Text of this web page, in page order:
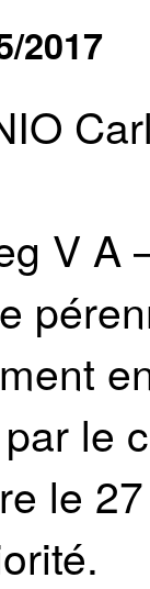
2017
V A
le
le